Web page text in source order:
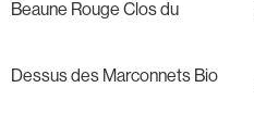
Beaune Rouge Clos du
Dessus des Marconnets Bio